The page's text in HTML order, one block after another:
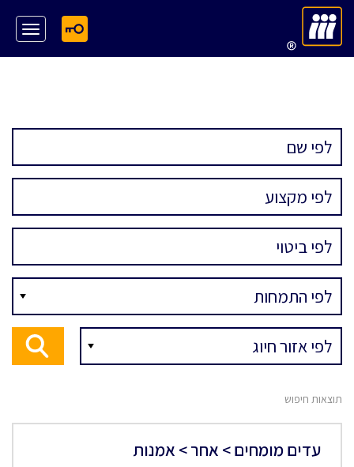
תוצאות חיפוש
עדים מומחים > אחר > אמנות